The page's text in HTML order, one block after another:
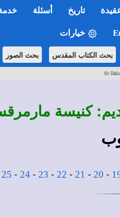
تاريخ أسئلة
خيارات
بحث الكتاب المقدس بحث الصور
St-
كنيسة
-
20
-
21
-
22
-
23
-
24
-
25